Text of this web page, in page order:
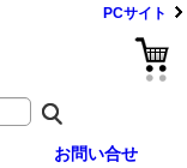
PCサイト
お問い合せ